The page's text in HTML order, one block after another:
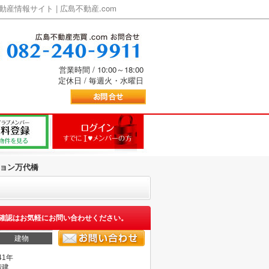
産情報サイト | 広島不動産.com
営業時間 / 10:00～18:00
定休日 / 毎週火・水曜日
ン万代橋
認はお気軽にお問い合わせください。
建物
年
建